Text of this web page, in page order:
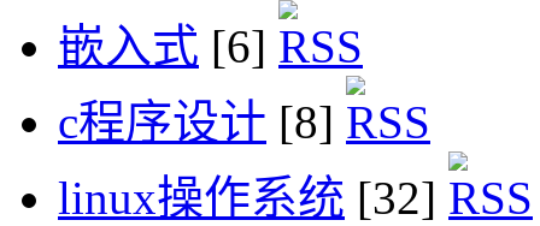
嵌入式 [6]
c程序设计 [8]
linux操作系统 [32]